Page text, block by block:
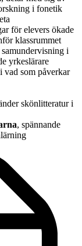
i fonetik
för elevers ökade
klassrummet
i
yrkeslärare
vad som påverkar
skönlitteratur i
, spännande